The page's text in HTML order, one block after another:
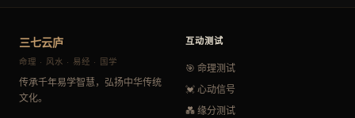
三七云庐
命理 · 风水 · 易经 · 国学
传承千年易学智慧，弘扬中华传统
文化。
互动测试
🎯 命理测试
💓 心动信号
💑 缘分测试